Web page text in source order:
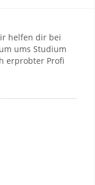
helfen dir bei
ums Studium
erprobter Profi